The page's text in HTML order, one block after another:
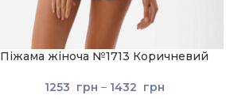
Піжама жіноча №1713 Коричневий
1253 грн – 1432 грн